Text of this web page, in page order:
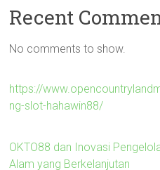
Recent
No comments to show.
https://
ng-slot-hahawin88/
OKTO88 dan Inovasi
Alam yang Berkelanjutan